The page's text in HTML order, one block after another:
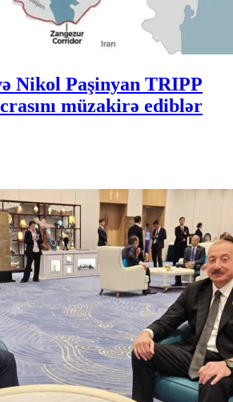
Nikol Paşinyan TRIPP
müzakirə ediblər